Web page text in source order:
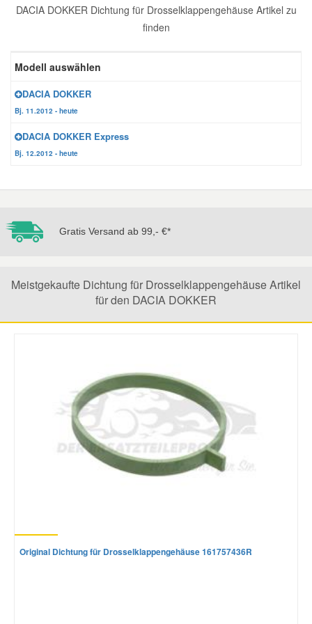
DACIA DOKKER Dichtung für Drosselklappengehäuse Artikel zu
finden
Modell auswählen
DACIA DOKKER
Bj. 11.2012 - heute
DACIA DOKKER Express
Bj. 12.2012 - heute
Gratis Versand ab 99,- €*
Meistgekaufte Dichtung für Drosselklappengehäuse Artikel
für den DACIA DOKKER
Original Dichtung für Drosselklappengehäuse 161757436R
Zündanlage und Glühanlage
Reparatur-Zubehör
Karosserie Werkzeug
Schlüsselgehäuse
Werkstattbedarf
Winter-Autozubehör
Daihatsu Ersatzteile
Honda Ersatzteile
Jeep Ersatzteile
Lancia Ersatzteile
Mercedes Ersatzteile
Mini Ersatzteile
Mitsubishi Ersatzteile